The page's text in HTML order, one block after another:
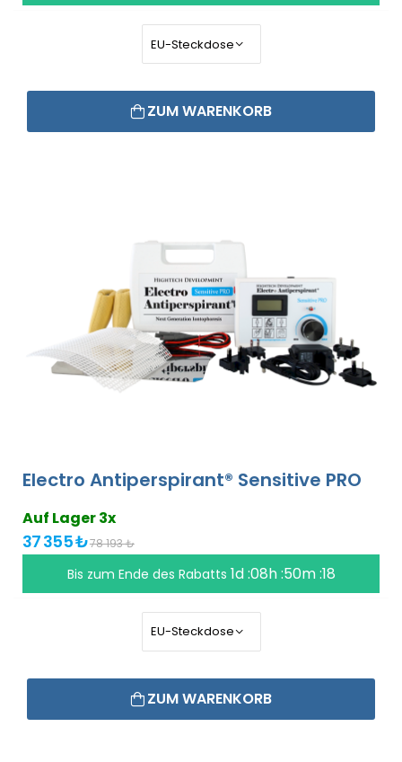
ZUM WARENKORB
Electro Antiperspirant® Sensitive PRO
Auf Lager 3x
37 355 ₺78 193 ₺
Bis zum Ende des Rabatts 1d :08h :50m :18
ZUM WARENKORB